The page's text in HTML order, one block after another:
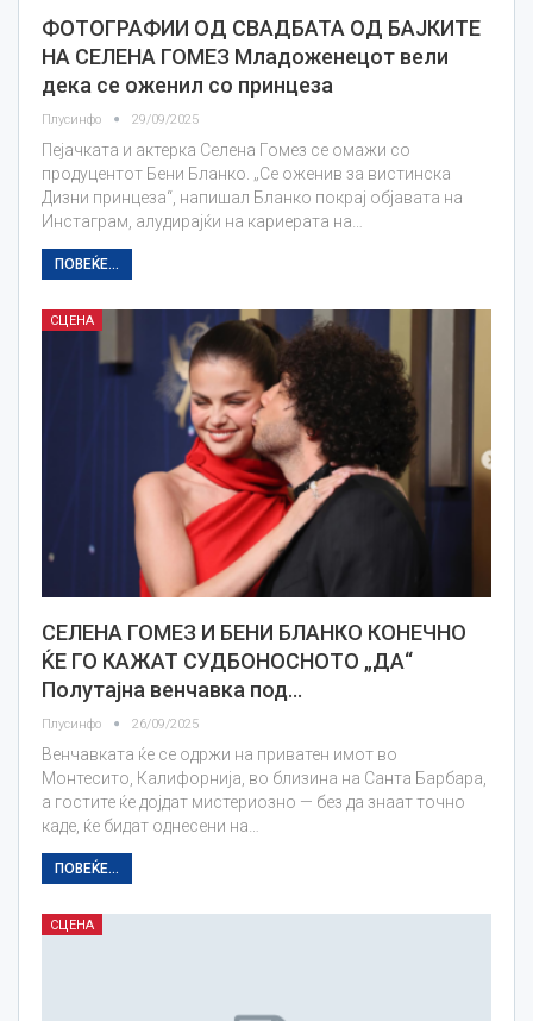
ФОТОГРАФИИ ОД СВАДБАТА ОД БАЈКИТЕ
НА СЕЛЕНА ГОМЕЗ Младоженецот вели
дека се оженил со принцеза
Плусинфо 29/09/2025
Пејачката и актерка Селена Гомез се омажи со
продуцентот Бени Бланко. „Се оженив за вистинска
Дизни принцеза“, напишал Бланко покрај објавата на
Инстаграм, алудирајќи на кариерата на…
ПОВЕЌЕ...
СЦЕНА
СЕЛЕНА ГОМЕЗ И БЕНИ БЛАНКО КОНЕЧНО
ЌЕ ГО КАЖАТ СУДБОНОСНОТО „ДА“
Полутајна венчавка под…
Плусинфо 26/09/2025
Венчавката ќе се одржи на приватен имот во
Монтесито, Калифорнија, во близина на Санта Барбара,
а гостите ќе дојдат мистериозно — без да знаат точно
каде, ќе бидат однесени на…
ПОВЕЌЕ...
СЦЕНА